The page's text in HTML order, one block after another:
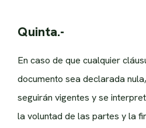
Quinta.-
En caso de que cualquier
documento sea declarada
seguirán vigentes y se
la voluntad de las partes y la